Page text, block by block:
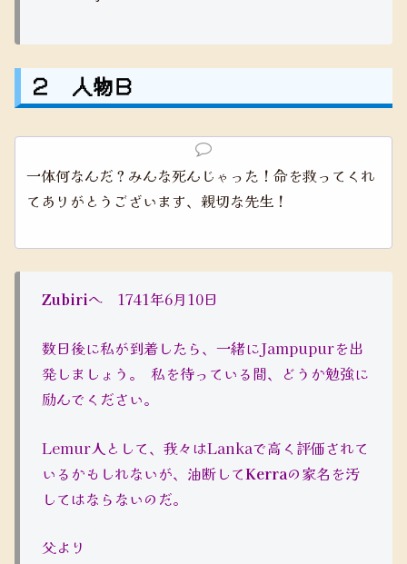
２ 人物Ｂ
一体何なんだ？みんな死んじゃった！命を救ってくれ
てありがとうございます、親切な先生！
Zubiriへ 1741年6月10日
数日後に私が到着したら、一緒にJampupurを出
発しましょう。 私を待っている間、どうか勉強に
励んでください。
Lemur人として、我々はLankaで高く評価されて
いるかもしれないが、油断してKerraの家名を汚
してはならないのだ。
父より